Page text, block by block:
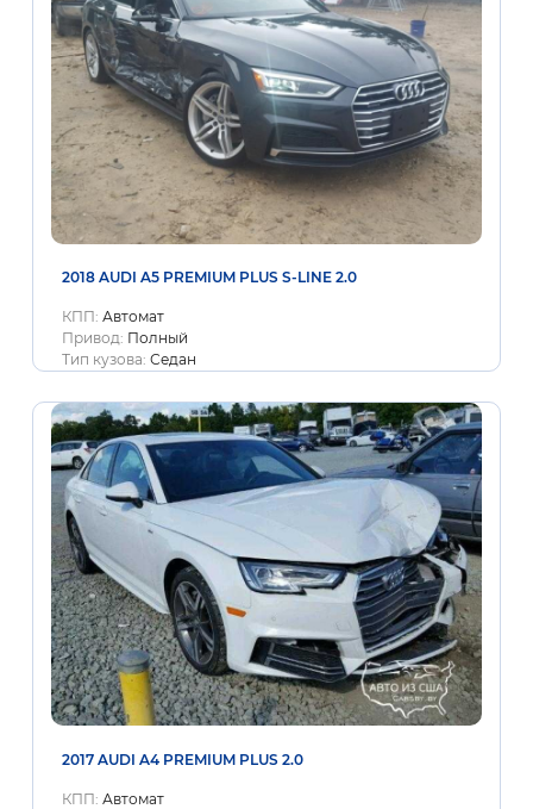
2018 AUDI A5 PREMIUM PLUS S-LINE 2.0
КПП: Автомат
Привод: Полный
Тип кузова: Седан
2017 AUDI A4 PREMIUM PLUS 2.0
КПП: Автомат